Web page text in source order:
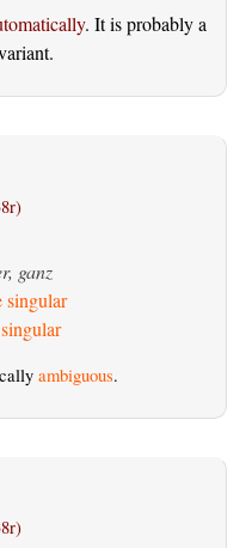
. It is probably a
ganz
singular
ambiguous.